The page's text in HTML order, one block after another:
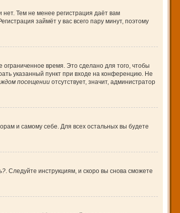
Тем не менее регистрация даёт вам
займёт у вас всего пару минут, поэтому
время. Это сделано для того, чтобы
указанный пункт при входе на конференцию. Не
посещенииотсутствует, значит, администратор
и самому себе. Для всех остальных вы будете
. Следуйте инструкциям, и скоро вы снова сможете